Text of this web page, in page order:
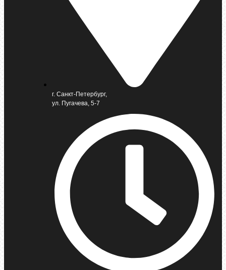
г. Санкт-Петербург,
ул. Пугачева, 5-7